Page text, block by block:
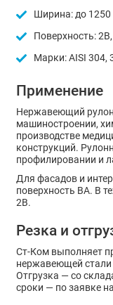
Ширина: до
Поверхность:
Марки: AISI 304,
Применение
Нержавеющий
машиностроении,
производстве
конструкций.
профилировании и
Для фасадов и
поверхность BA. В
2В.
Резка и
Ст-Ком выполняет
нержавеющей стали
Отгрузка — со
сроки — по заявке